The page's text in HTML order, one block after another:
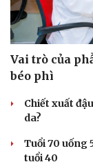
Nam khoa
Làm đẹp - giảm
Phòng mạch
Ăn sạch sống
Vai trò của
béo phì
Chiết xuất
da?
Tuổi 70 uống
tuổi 40